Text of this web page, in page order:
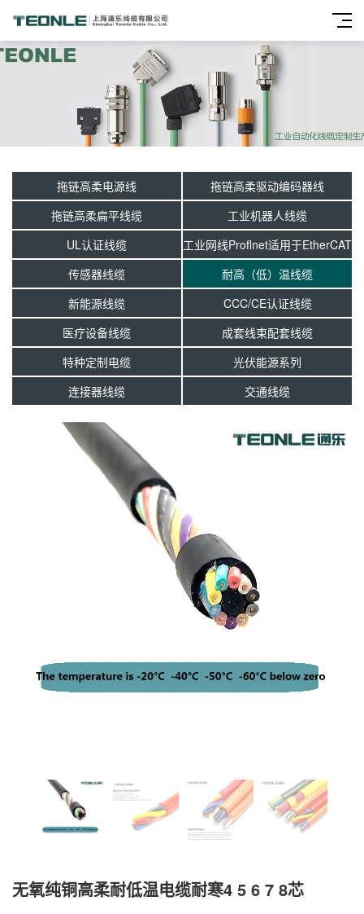
拖链高柔电源线
拖链高柔驱动编码器线
拖链高柔扁平线缆
工业机器人线缆
UL认证线缆
工业网线Proflnet适用于EtherCAT
传感器线缆
耐高（低）温线缆
新能源线缆
CCC/CE认证线缆
医疗设备线缆
成套线束配套线缆
特种定制电缆
光伏能源系列
连接器线缆
交通线缆
无氧纯铜高柔耐低温电缆耐寒4 5 6 7 8芯